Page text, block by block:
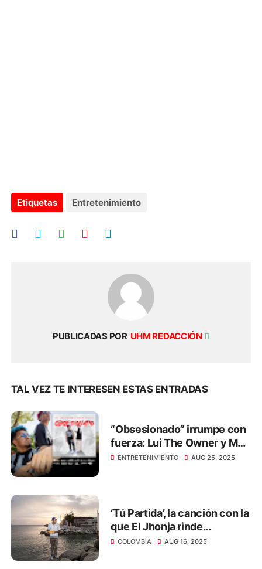
Etiquetas Entretenimiento
PUBLICADAS POR UHM REDACCIÓN
TAL VEZ TE INTERESEN ESTAS ENTRADAS
“Obsesionado” irrumpe con
fuerza: Lui The Owner y MB
El Mallo
ENTRETENIMIENTO AUG 25, 2025
‘Tú Partida’, la canción con la
que El Jhonja rinde
homenaje a los que ya no
COLOMBIA AUG 16, 2025